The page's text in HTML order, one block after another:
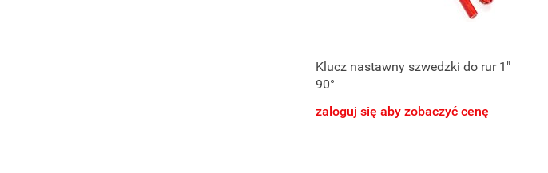
Klucz nastawny szwedzki do rur 1"
90°
zaloguj się aby zobaczyć cenę